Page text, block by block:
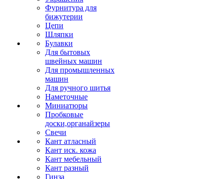
Фурнитура для
бижутерии
Цепи
Шляпки
Булавки
Для бытовых
швейных машин
Для промышленных
машин
Для ручного шитья
Наметочные
Миниатюры
Пробковые
доски,органайзеры
Свечи
Кант атласный
Кант иск. кожа
Кант мебельный
Кант разный
Гинза